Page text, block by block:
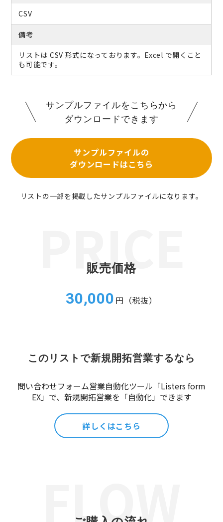
CSV
備考
リストは CSV 形式になっております。Excel で開くこと
も可能です。
サンプルファイルをこちらから
ダウンロードできます
サンプルファイルの
ダウンロードはこちら
リストの一部を掲載したサンプルファイルになります。
販売価格
30,000 円（税抜）
このリストで新規開拓営業するなら
問い合わせフォーム営業自動化ツール「Listers form
EX」で、新規開拓営業を「自動化」できます
詳しくはこちら